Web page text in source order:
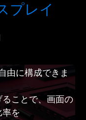
プレイ
由に構成できま
ことで、画面の
率を